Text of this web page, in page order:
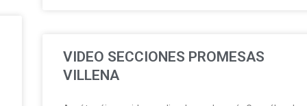
VIDEO SECCIONES PROMESAS
VILLENA